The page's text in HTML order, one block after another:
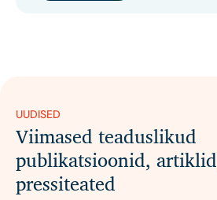
UUDISED
Viimased teaduslikud
publikatsioonid,
pressiteated